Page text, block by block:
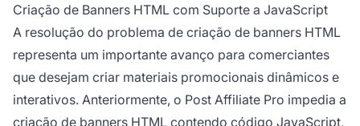
Criação de Banners HTML com Suporte a JavaScript
A resolução do problema de criação de banners HTML
representa um importante avanço para comerciantes
que desejam criar materiais promocionais dinâmicos e
interativos. Anteriormente, o Post Affiliate Pro impedia a
criação de banners HTML contendo código JavaScript,